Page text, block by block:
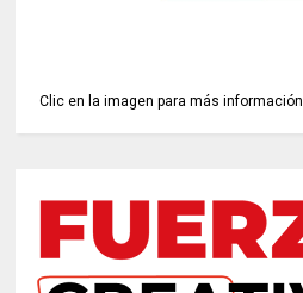
Clic en la imagen para más información